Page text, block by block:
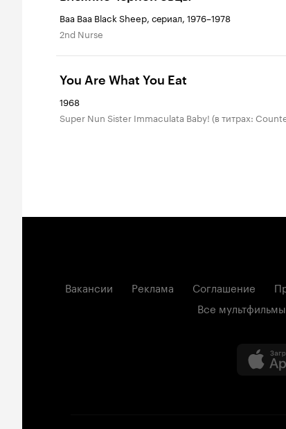
Baa Baa Black Sheep, сериал, 1976–1978
2nd Nurse
You Are What You Eat
1968
Super Nun Sister Immaculata Baby! (в титрах:
Вакансии Реклама Соглашение
Все мультфильмы